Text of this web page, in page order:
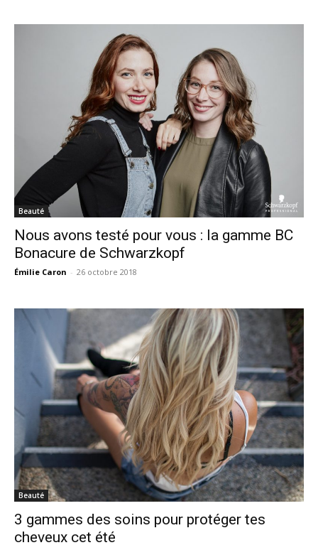
Beauté
Nous avons testé pour vous : la gamme BC
Bonacure de Schwarzkopf
Émilie Caron - 26 octobre 2018
Beauté
3 gammes des soins pour protéger tes
cheveux cet été